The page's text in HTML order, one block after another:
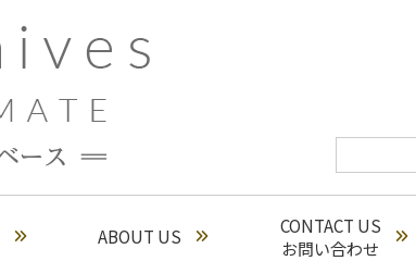
ABOUT US
CONTACT US
お問い合わせ